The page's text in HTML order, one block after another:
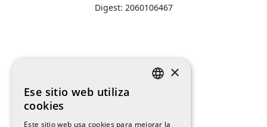
Digest: 2060106467
×
Ese sitio web utiliza
cookies
Este sitio web usa cookies para mejorar la